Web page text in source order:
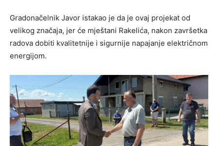
Gradonačelnik Javor istakao je da je ovaj projekat od
velikog značaja, jer će mještani Rakelića, nakon završetka
radova dobiti kvalitetnije i sigurnije napajanje električnom
energijom.